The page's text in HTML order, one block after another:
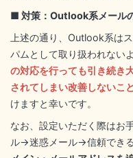
■ 対策：Outlook系メール
上述の通り、Outlook系は
パムとして取り扱われない
の対応を行っても引き続き
されてしまい改善しないこ
けますと幸いです。
なお、設定いただく際はお
ル→迷惑メール→信頼でき